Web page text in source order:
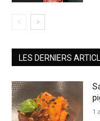
LES DERNIERS
1